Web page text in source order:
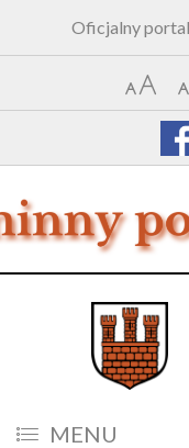
Oficjalny
MENU